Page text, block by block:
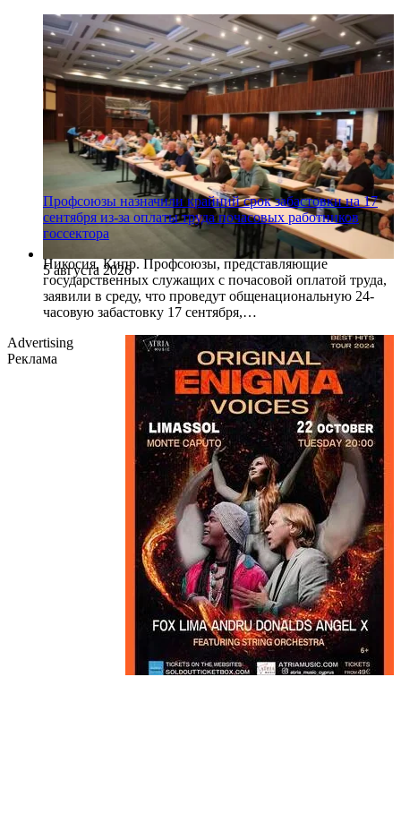
5 августа 2026
Профсоюзы назначили крайний срок забастовки на 17
сентября из-за оплаты труда почасовых работников
госсектора
Никосия, Кипр. Профсоюзы, представляющие
государственных служащих с почасовой оплатой труда,
заявили в среду, что проведут общенациональную 24-
часовую забастовку 17 сентября,…
Advertising
Реклама